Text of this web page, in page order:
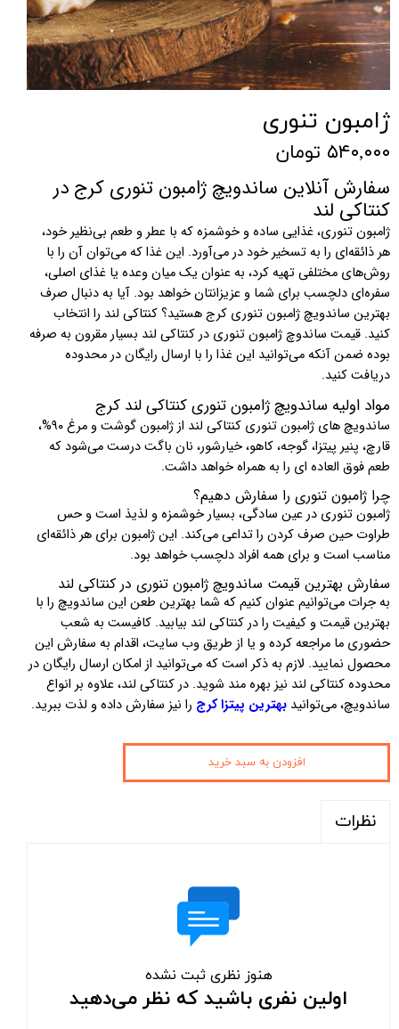
ژامبون تنوری
۵۴۰,۰۰۰ تومان
سفارش آنلاین ساندویچ ژامبون تنوری کرج در
کنتاکی لند
ژامبون تنوری، غذایی ساده و خوشمزه که با عطر و طعم بی‌نظیر خود،
هر ذائقه‌ای را به تسخیر خود در می‌آورد. این غذا که می‌توان آن را با
روش‌های مختلفی تهیه کرد، به عنوان یک میان وعده یا غذای اصلی،
سفره‌ای دلچسب برای شما و عزیزانتان خواهد بود. آیا به دنبال صرف
بهترین ساندویچ ژامبون تنوری کرج هستید؟ کنتاکی لند را انتخاب
کنید. قیمت ساندوچ ژامبون تنوری در کنتاکی لند بسیار مقرون به صرفه
بوده ضمن آنکه می‌توانید این غذا را با ارسال رایگان در محدوده
دریافت کنید.
مواد اولیه ساندویچ ژامبون تنوری کنتاکی لند کرج
ساندویچ های ژامبون تنوری کنتاکی لند از ژامبون گوشت و مرغ۹۰% ،
قارچ، پنیر پیتزا، گوجه، کاهو، خیارشور، نان باگت درست می‌شود که
طعم فوق العاده ای را به همراه خواهد داشت.
چرا ژامبون تنوری را سفارش دهیم؟
ژامبون تنوری در عین سادگی، بسیار خوشمزه و لذیذ است و حس
طراوت حین صرف کردن را تداعی می‌کند. این ژامبون برای هر ذائقه‌ای
مناسب است و برای همه افراد دلچسب خواهد بود.
سفارش بهترین قیمت ساندویچ ژامبون تنوری در کنتاکی لند
به جرات می‌توانیم عنوان کنیم که شما بهترین طعن این ساندویچ را با
بهترین قیمت و کیفیت را در کنتاکی لند بیابید. کافیست به شعب
حضوری ما مراجعه کرده و یا از طریق وب سایت، اقدام به سفارش این
محصول نمایید. لازم به ذکر است که می‌توانید از امکان ارسال رایگان در
محدوده کنتاکی لند نیز بهره مند شوید. در کنتاکی لند، علاوه بر انواع
ساندویچ، می‌توانید بهترین پیتزا کرج را نیز سفارش داده و لذت ببرید.
افزودن به سبد خرید
نظرات
هنوز نظری ثبت نشده
اولین نفری باشید که نظر می‌دهید